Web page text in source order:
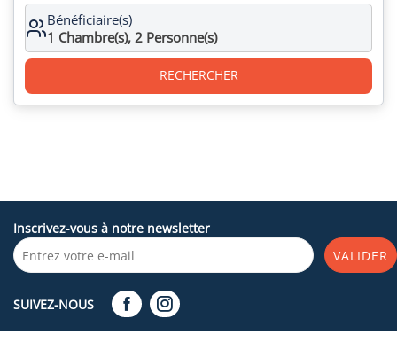
Bénéficiaire(s)
1 Chambre(s), 2 Personne(s)
RECHERCHER
Inscrivez-vous à notre newsletter
VALIDER
SUIVEZ-NOUS